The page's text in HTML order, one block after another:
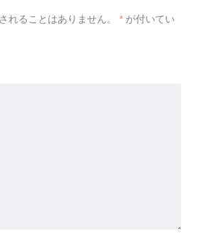
れることはありません。 * が付いてい